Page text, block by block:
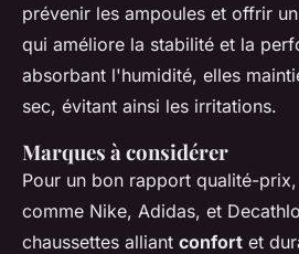
prévenir les ampoules et offrir
qui améliore la stabilité et la
absorbant l'humidité, elles
sec, évitant ainsi les irritations.
Marques à considérer
Pour un bon rapport qualité-
comme Nike, Adidas, et
chaussettes alliant confort et